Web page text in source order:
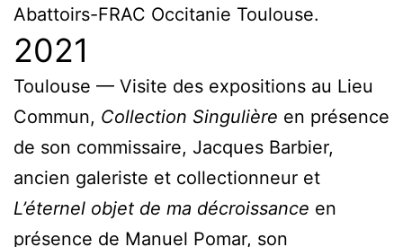
Abattoirs-FRAC Occitanie Toulouse.
2021
Toulouse — Visite des expositions au Lieu
Commun, Collection Singulière en présence
de son commissaire, Jacques Barbier,
ancien galeriste et collectionneur et
L’éternel objet de ma décroissance en
présence de Manuel Pomar, son